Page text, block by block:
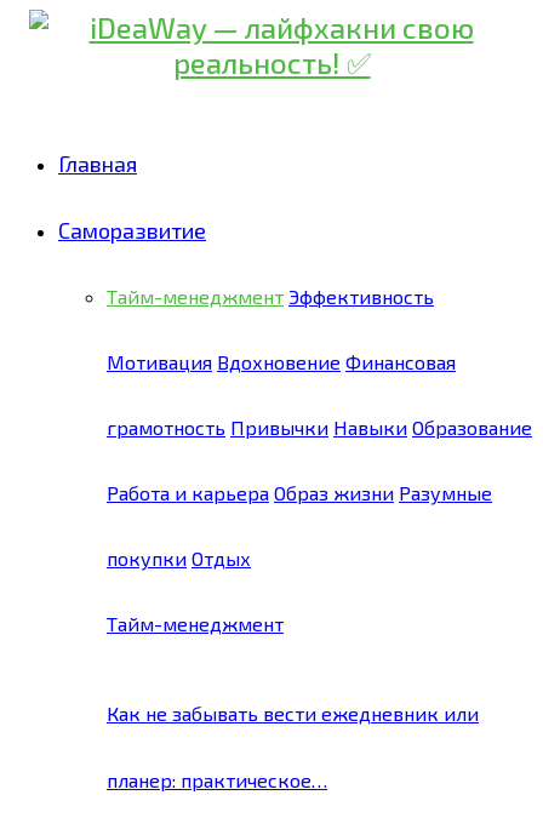
Главная
Саморазвитие
Тайм-менеджмент Эффективность
Мотивация Вдохновение Финансовая
грамотность Привычки Навыки Образование
Работа и карьера Образ жизни Разумные
покупки Отдых
Тайм-менеджмент
Как не забывать вести ежедневник или
планер: практическое…